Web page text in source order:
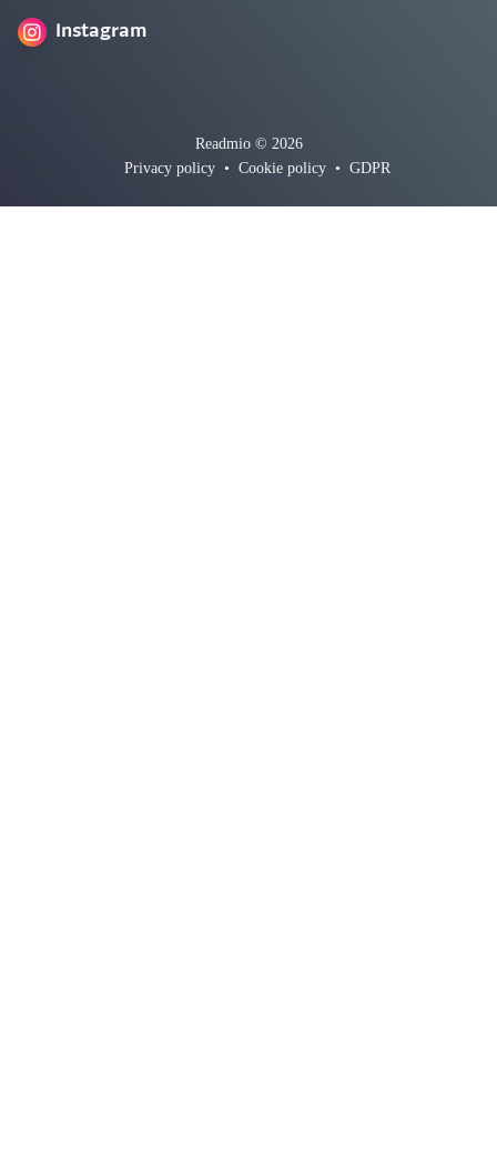
Instagram
Readmio © 2026
Privacy policy • Cookie policy • GDPR